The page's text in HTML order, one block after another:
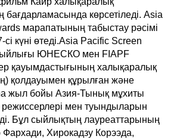
бағдарламасында көрсетіледі. Asia
марапатының табыстау рәсімі
күні өтеді.Asia Pacific Screen
ЮНЕСКО мен FIAPF
қауымдастығының халықаралық
қолдауымен құрылған және
жыл бойы Азия-Тынық мұхиты
режиссерлері мен туындыларын
Бұл сыйлықтың лауреаттарының
Фархади, Хирокадзу Корээда,